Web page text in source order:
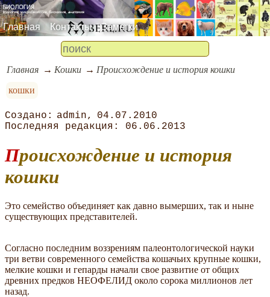
Главная Контакты Заметки
Главная Кошки
Происхождение и история кошки
кошки
admin
04.07.2010
06.06.2013
Происхождение и история
кошки
Это семейство объединяет как давно вымерших, так и ныне
существующих представителей.
Согласно последним воззрениям палеонтологической науки
три ветви современного семейства кошачьих крупные кошки,
мелкие кошки и гепарды начали свое развитие от общих
древних предков НЕОФЕЛИД около сорока миллионов лет
назад.